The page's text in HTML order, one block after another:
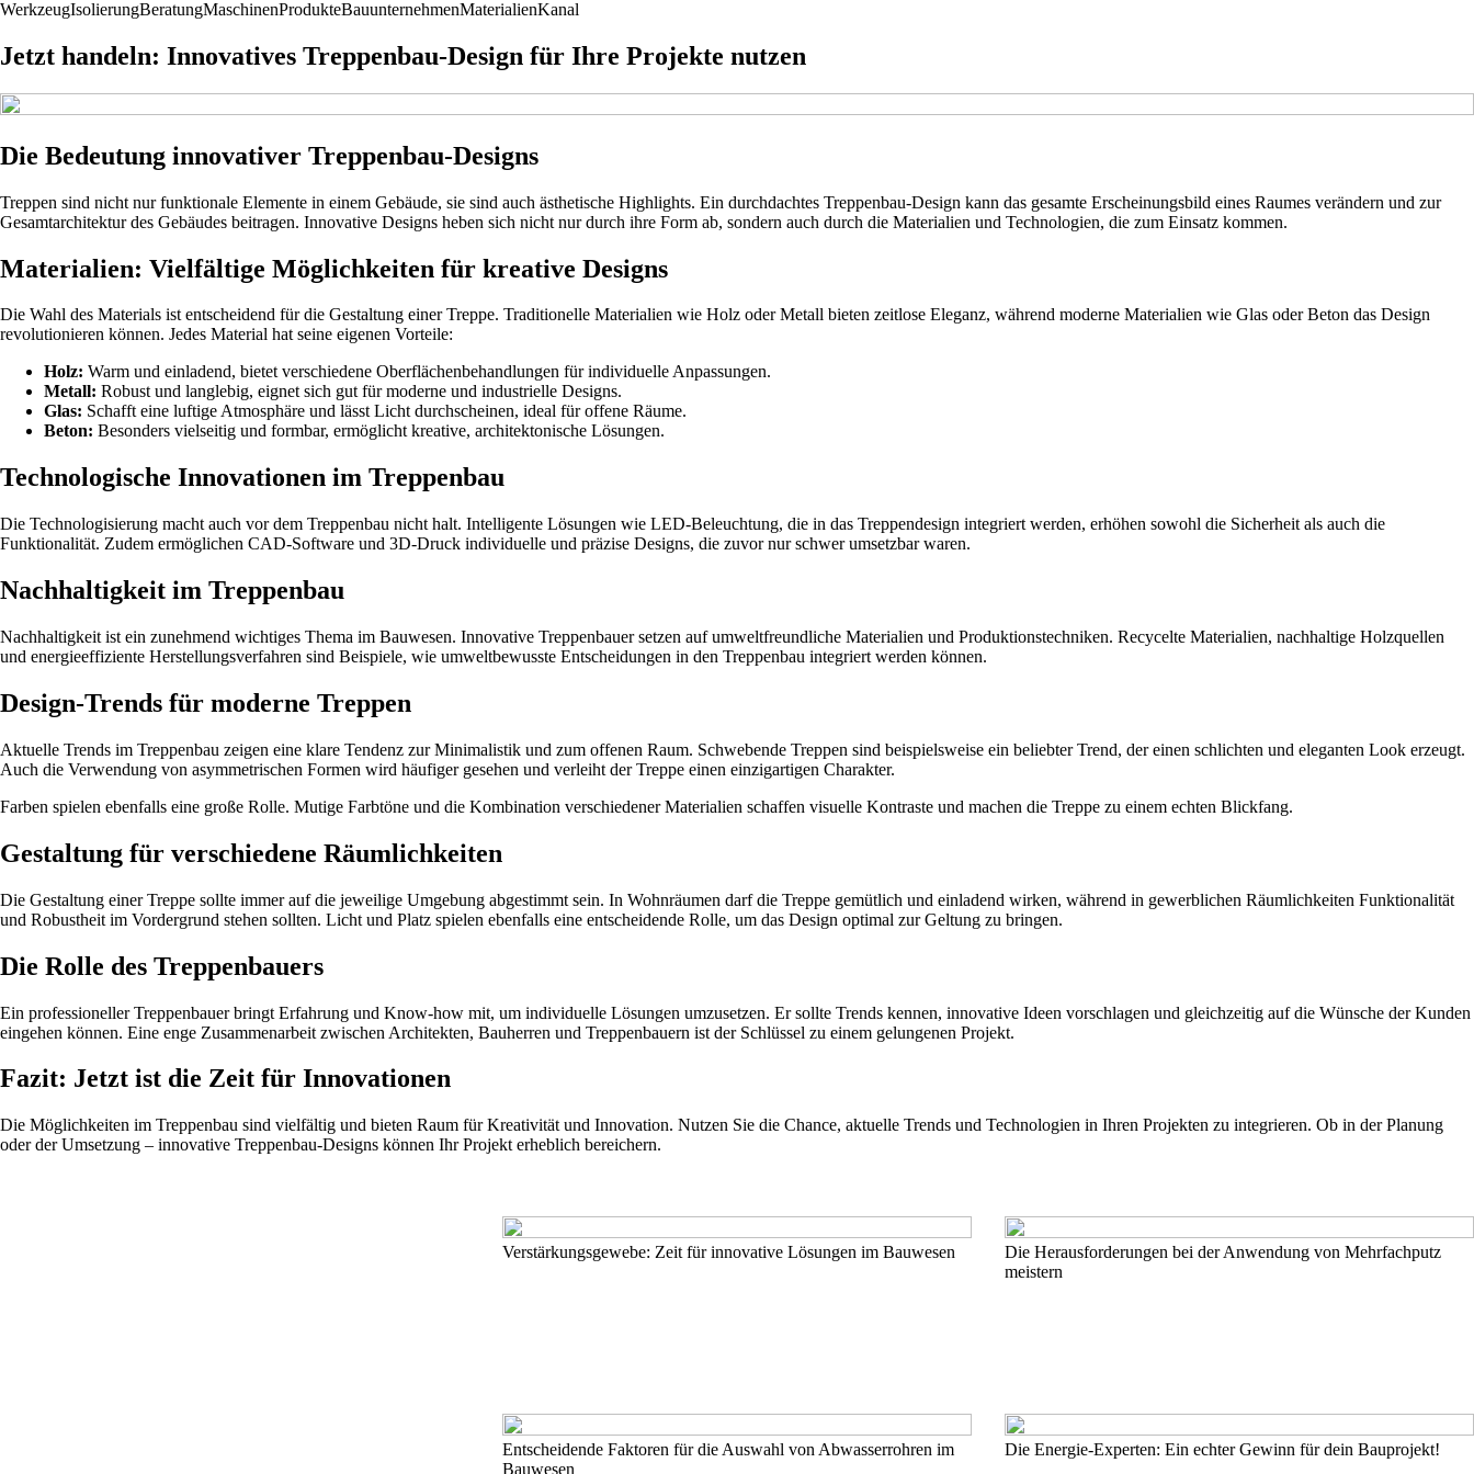
WerkzeugIsolierungBeratungMaschinenProdukteBauunternehmenMaterialienKanal
Jetzt handeln: Innovatives Treppenbau-Design für Ihre Projekte nutzen
Die Bedeutung innovativer Treppenbau-Designs
Treppen sind nicht nur funktionale Elemente in einem Gebäude, sie sind auch ästhetische Highlights. Ein durchdachtes Treppenbau-Design kann das gesamte Erscheinungsbild eines Raumes verändern und zur
Gesamtarchitektur des Gebäudes beitragen. Innovative Designs heben sich nicht nur durch ihre Form ab, sondern auch durch die Materialien und Technologien, die zum Einsatz kommen.
Materialien: Vielfältige Möglichkeiten für kreative Designs
Die Wahl des Materials ist entscheidend für die Gestaltung einer Treppe. Traditionelle Materialien wie Holz oder Metall bieten zeitlose Eleganz, während moderne Materialien wie Glas oder Beton das Design
revolutionieren können. Jedes Material hat seine eigenen Vorteile:
Holz: Warm und einladend, bietet verschiedene Oberflächenbehandlungen für individuelle Anpassungen.
Metall: Robust und langlebig, eignet sich gut für moderne und industrielle Designs.
Glas: Schafft eine luftige Atmosphäre und lässt Licht durchscheinen, ideal für offene Räume.
Beton: Besonders vielseitig und formbar, ermöglicht kreative, architektonische Lösungen.
Technologische Innovationen im Treppenbau
Die Technologisierung macht auch vor dem Treppenbau nicht halt. Intelligente Lösungen wie LED-Beleuchtung, die in das Treppendesign integriert werden, erhöhen sowohl die Sicherheit als auch die
Funktionalität. Zudem ermöglichen CAD-Software und 3D-Druck individuelle und präzise Designs, die zuvor nur schwer umsetzbar waren.
Nachhaltigkeit im Treppenbau
Nachhaltigkeit ist ein zunehmend wichtiges Thema im Bauwesen. Innovative Treppenbauer setzen auf umweltfreundliche Materialien und Produktionstechniken. Recycelte Materialien, nachhaltige Holzquellen
und energieeffiziente Herstellungsverfahren sind Beispiele, wie umweltbewusste Entscheidungen in den Treppenbau integriert werden können.
Design-Trends für moderne Treppen
Aktuelle Trends im Treppenbau zeigen eine klare Tendenz zur Minimalistik und zum offenen Raum. Schwebende Treppen sind beispielsweise ein beliebter Trend, der einen schlichten und eleganten Look erzeugt.
Auch die Verwendung von asymmetrischen Formen wird häufiger gesehen und verleiht der Treppe einen einzigartigen Charakter.
Farben spielen ebenfalls eine große Rolle. Mutige Farbtöne und die Kombination verschiedener Materialien schaffen visuelle Kontraste und machen die Treppe zu einem echten Blickfang.
Gestaltung für verschiedene Räumlichkeiten
Die Gestaltung einer Treppe sollte immer auf die jeweilige Umgebung abgestimmt sein. In Wohnräumen darf die Treppe gemütlich und einladend wirken, während in gewerblichen Räumlichkeiten Funktionalität
und Robustheit im Vordergrund stehen sollten. Licht und Platz spielen ebenfalls eine entscheidende Rolle, um das Design optimal zur Geltung zu bringen.
Die Rolle des Treppenbauers
Ein professioneller Treppenbauer bringt Erfahrung und Know-how mit, um individuelle Lösungen umzusetzen. Er sollte Trends kennen, innovative Ideen vorschlagen und gleichzeitig auf die Wünsche der Kunden
eingehen können. Eine enge Zusammenarbeit zwischen Architekten, Bauherren und Treppenbauern ist der Schlüssel zu einem gelungenen Projekt.
Fazit: Jetzt ist die Zeit für Innovationen
Die Möglichkeiten im Treppenbau sind vielfältig und bieten Raum für Kreativität und Innovation. Nutzen Sie die Chance, aktuelle Trends und Technologien in Ihren Projekten zu integrieren. Ob in der Planung
oder der Umsetzung – innovative Treppenbau-Designs können Ihr Projekt erheblich bereichern.
Verstärkungsgewebe: Zeit für innovative Lösungen im Bauwesen
Entscheidende Faktoren für die Auswahl von Abwasserrohren im
Bauwesen
Die Herausforderungen bei der Anwendung von Mehrfachputz
meistern
Die Energie-Experten: Ein echter Gewinn für dein Bauprojekt!